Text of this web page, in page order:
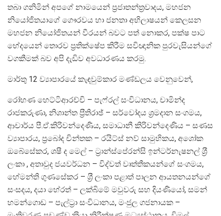
තබා ගනිමින් අපගේ නාමයෙන් ප‍්‍රජාතන්ත‍්‍රවාදය, මහජන
නියෝජිතයාගේ ගෞරවය හා ජනතා අභිලාෂයන් කෙලසන
මහජන නියෝජිතයන් වීරයන් බවට පත් නොකර, පක්ෂ පාට
භේදයෙන් තොරව ප‍්‍රතික්ෂේප කිරීම සවිඥානික පුරවැසියන්ගේ
වගකීමක් බව අපි දැඩිව අවධාරණය කරමු.
මාර්තු 12 ව්‍යාපාරයේ කැඳවුම්කාර මණ්ඩලය වෙනුවෙන්,
රෝහණ හෙට්ටිආරච්චි – පැෆ්රල් සංවිධානය, චාමින්ද
රාජකරුණා, නිශාන්ත ප‍්‍රීතිරාඡ් – සර්වෝදය ශ‍්‍රමදාන සංගමය,
ආචාර්ය පී.ඒ.කිරිවන්දෙණිය, සමාධානී කිරිවන්දෙණිය – සණස
ව්‍යාපාරය, ප‍්‍රබෝද චින්තක – රයිට්ස් නව් සාමුහිකය, අශෝක
ඔබේසේකර, ශෂී ද මෙල් – ට‍්‍රාන්ස්පේරන්සි ඉන්ටර්නැෂනල් ශ‍්‍රී
ලංකා , අතාවුද ජයවර්ධන – විද්වත් වෘත්තීකයන්ගේ සංගමය,
හේමන්ති ගුණසේකර – ශ‍්‍රී ලංකා පළාත් පාලන ආයතනයන්ගේ
සංසදය, දයා හේරත් – ලක්බිමේ මවුවරු සහ දියණියෝ, සමන්
හමන්ගොඩ – පැල්ට‍්‍රා සංවිධානය, මංජුල ගජනායක –